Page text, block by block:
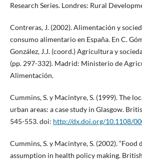
Research Series. Londres: Rural
Contreras, J. (2002). Alimentación y
consumo alimentario en España. En C.
González, J.J. (coord.) Agricultura y
(pp. 297-332). Madrid: Ministerio de
Alimentación.
Cummins, S. y Macintyre, S. (1999). The
urban areas: a case study in Glasgow.
545-553. doi: http://dx.doi.org/10.1108/
Cummins, S. y Macintyre, S. (2002). “Food
assumption in health policy making.